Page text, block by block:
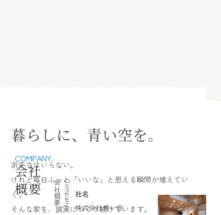
暮らしに、青い空を。
派手さはいらない。
けれど毎日ふっと「いいな」と思える瞬間が増えてい
く。
​​​​​​​そんな家を、誠実につくり続けています。
COMPANY.
会社
概要
Company
会社概要
社名
株式会社青い空